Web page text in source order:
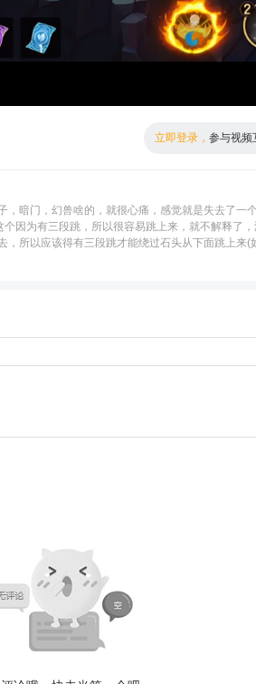
高清
倍数
立即登录，参与视频
，暗门，幻兽啥的，就很心痛，感觉就是失去了一
因为有三段跳，所以很容易跳上来，就不解释了
，所以应该得有三段跳才能绕过石头从下面跳上来